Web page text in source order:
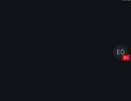
EÖ